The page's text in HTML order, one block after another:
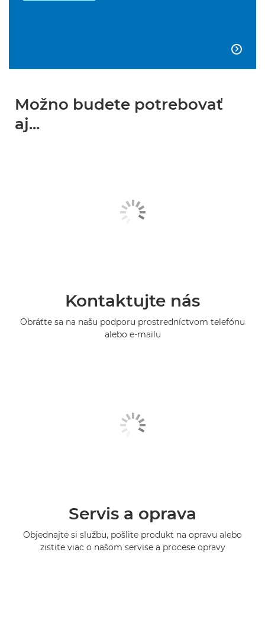

Možno budete potrebovať
aj...
Kontaktujte nás
Obráťte sa na našu podporu prostredníctvom telefónu
alebo e-mailu
Servis a oprava
Objednajte si službu, pošlite produkt na opravu alebo
zistite viac o našom servise a procese opravy